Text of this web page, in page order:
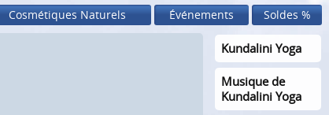
Cosmétiques Naturels Événements Soldes %
Kundalini Yoga
Musique de
Kundalini Yoga